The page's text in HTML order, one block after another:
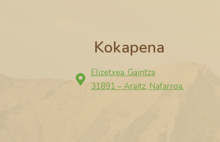
Kokapena
Elizetxea, Gaintza
31891 – Araitz, Nafarroa.